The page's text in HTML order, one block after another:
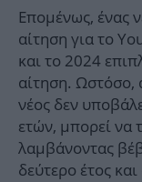
Επομένως, ένας
αίτηση για το
και το 2024
αίτηση. Ωστόσο,
νέος δεν
ετών, μπορεί να
λαμβάνοντας
δεύτερο έτος